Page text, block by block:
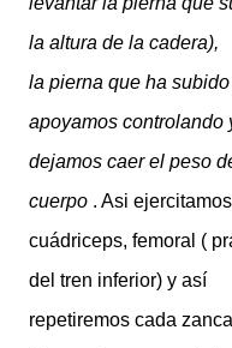
la altura de la cadera),
la pierna que ha
apoyamos controlando
dejamos caer el peso
cuerpo . Asi
cuádriceps, femoral (
del tren inferior) y así
repetiremos cada